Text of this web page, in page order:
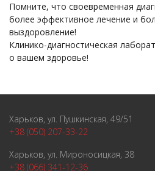
Помните, что своевременная
более эффективное лечение и
выздоровление!
Клинико-диагностическая
о вашем здоровье!
Харьков, ул. Пушкинская, 49/51
+38 (050) 207-33-22
Харьков, ул. Мироносицкая, 38
+38 (066) 341-12-36